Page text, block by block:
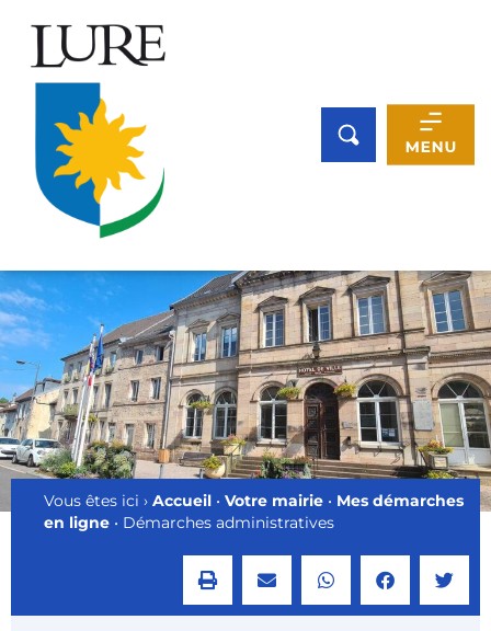
Vous êtes ici › Accueil • Votre mairie • Mes démarches
en ligne • Démarches administratives